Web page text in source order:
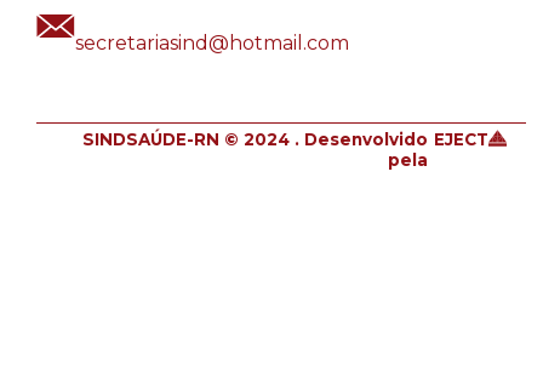
secretariasind@hotmail.com
SINDSAÚDE-RN © 2024 . Desenvolvido
pela
EJECT